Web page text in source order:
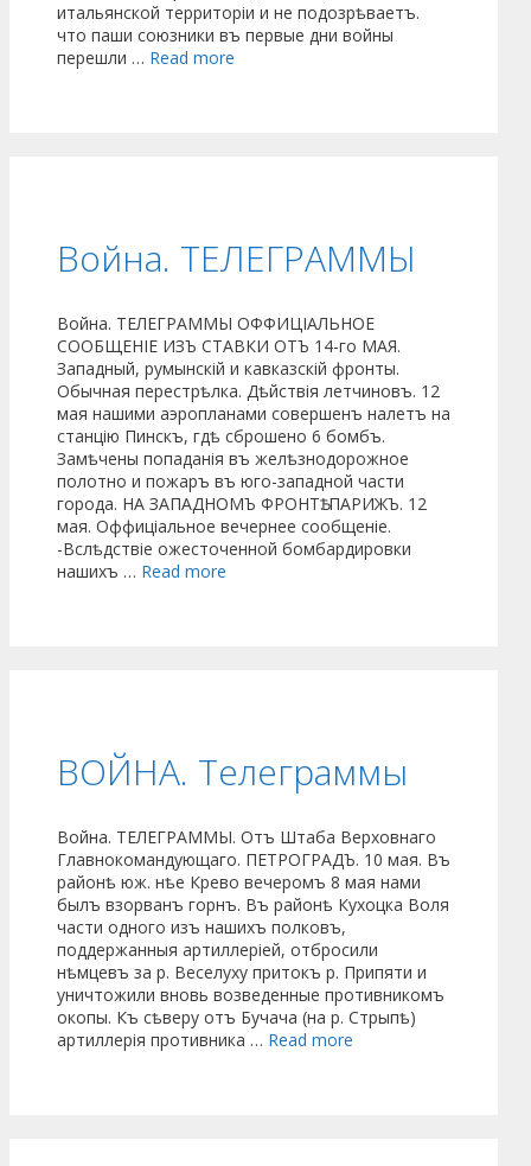
итальянской территоріи и не подозрѣваетъ.
что паши союзники въ первые дни войны
перешли … Read more
Война. ТЕЛЕГРАММЫ
Война. ТЕЛЕГРАММЫ ОФФИЦІАЛЬНОЕ
СООБЩЕНІЕ ИЗЪ СТАВКИ ОТЪ 14-го МАЯ.
Западный, румынскій и кавказскій фронты.
Обычная перестрѣлка. Дѣйствія летчиновъ. 12
мая нашими аэропланами совер­шенъ налетъ на
станцію Пинскъ, гдѣ сброшено 6 бомбъ.
Замѣчены попаданія въ желѣзнодорожное
полотно и пожаръ въ юго-западной части
города. НА ЗАПАДНОМЪ ФРОНТѢ. ПАРИЖЪ. 12
мая. Оффиціальное ве­чернее сообщеніе.
-Вслѣдствіе ожесто­ченной бомбардировки
нашихъ … Read more
ВОЙНА. Телеграммы
Война. ТЕЛЕГРАММЫ. Отъ Штаба Верховнаго
Главнокомандующаго. ПЕТРОГРАДЪ. 10 мая. Въ
районѣ юж. нѣе Крево вечеромъ 8 мая нами
былъ взорванъ горнъ. Въ районѣ Кухоцка Воля
части одного изъ нашихъ полковъ,
поддержанныя артиллеріей, отбросили
нѣмцевъ за р. Веселуху притокъ р. Припяти и
уничтожили вновь возведенные противникомъ
окопы. Къ сѣверу отъ Бучача (на р. Стрыпѣ)
артиллерія противника … Read more